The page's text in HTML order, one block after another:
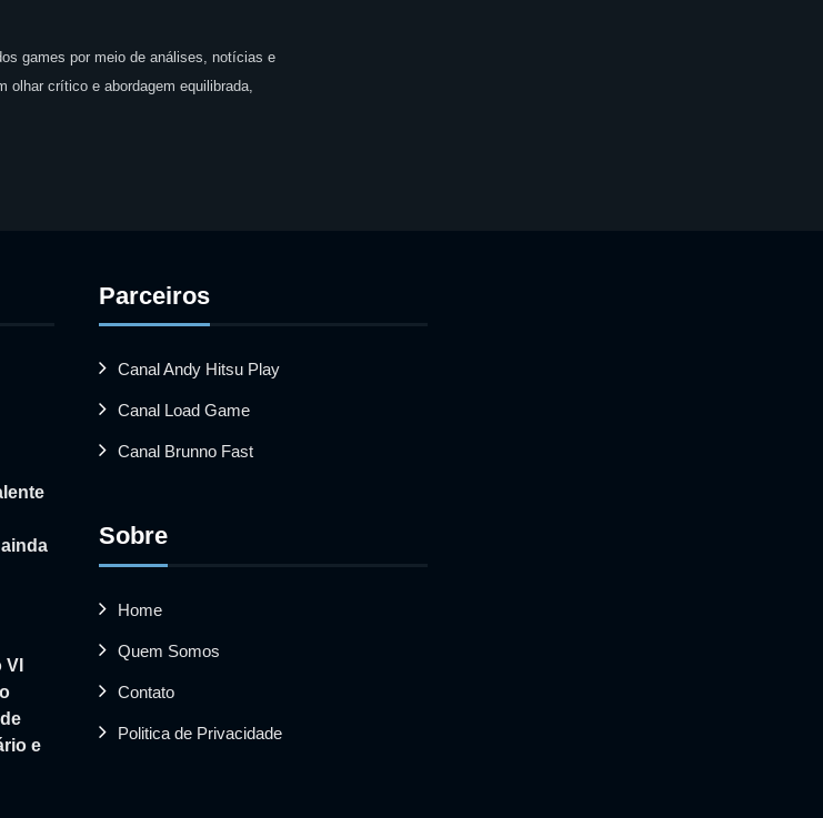
games por meio de análises, notícias e
crítico e abordagem equilibrada,
e
Parceiros
Canal Andy Hitsu Play
Canal Load Game
Canal Brunno Fast
Sobre
Home
Quem Somos
Contato
Politica de Privacidade